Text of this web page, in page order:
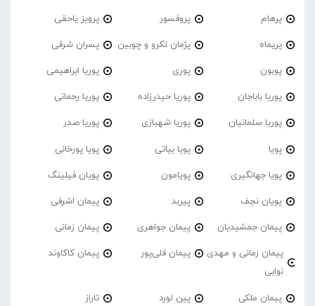
پرهام پروفسور پرویز یاحقی
پریماه پژمان تکرو و چوبین پسران شرقی
پوبون پوری پوریا ابراهیمی
پوریا باباجان پوریا حیدرزاده پوریا رحمانی
پوریا سلمانیان پوریا شهبازی پوریا صدر
پویا پویا بیاتی پویا پورخانی
پویا جهانگیری پویامون پویان فیلینگ
پویان نجف پیربد پیمان اشرفی
پیمان جمشیدیان پیمان جواهری پیمان زمانی
پیمان زمانی و مهدی
نوابی
پیمان قلی‌پور پیمان کاکاوند
پیمان ملکی پین لورد تاراز